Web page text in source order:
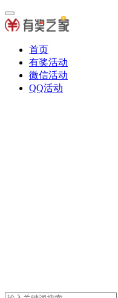
首页
有奖活动
微信活动
QQ活动